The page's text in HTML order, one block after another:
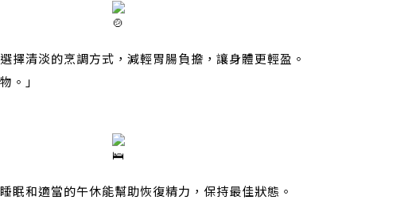
擇清淡的烹調方式，減輕胃腸負擔，讓身體更輕盈。
。」
眠和適當的午休能幫助恢復精力，保持最佳狀態。